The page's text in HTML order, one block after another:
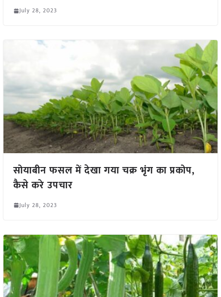
July 28, 2023
सोयाबीन फसल में देखा गया चक्र भृंग का प्रकोप,
कैसे करे उपचार
July 28, 2023